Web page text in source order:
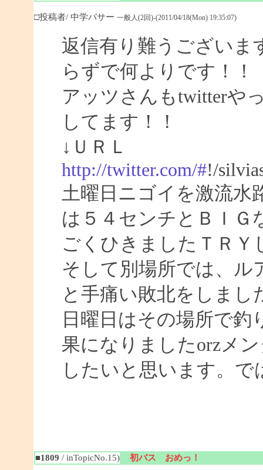
□投稿者/ 中学バサー 一般人(2回)-(2011/04/18(Mon) 19:35:07)
返信有り難うございま
らずで何よりです！！
アッツさんもtwitterや
してます！！
↓ＵＲＬ
http://twitter.com/#!/
土曜日ニゴイを激流水
は５４センチとＢＩＧ
ごくひきましたＴＲ
そして別場所では、ル
と手痛い敗北をしまし
日曜日はその場所で
果になりましたorzメ
したいと思います。で
■1809 / inTopicNo.15) 初バス おめっ！